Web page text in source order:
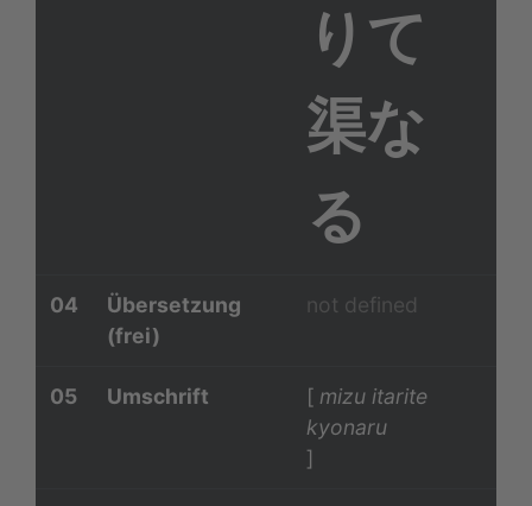
りて
渠な
る
04
Übersetzung
(frei)
not defined
05 Umschrift [ mizu itarite
kyonaru
]